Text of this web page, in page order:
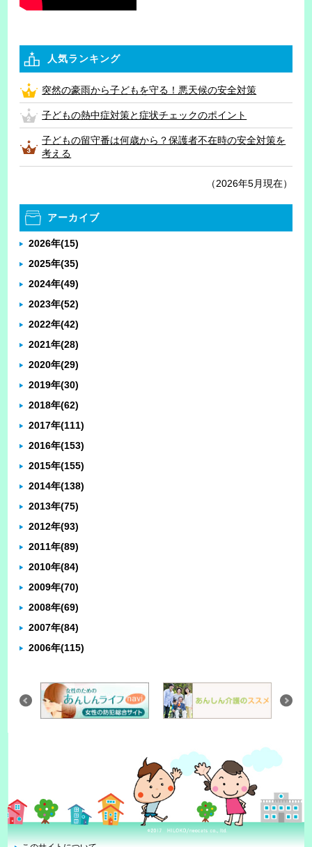
人気ランキング
突然の豪雨から子どもを守る！悪天候の安全対策
子どもの熱中症対策と症状チェックのポイント
子どもの留守番は何歳から？保護者不在時の安全対策を
考える
（2026年5月現在）
アーカイブ
2026年(15)
2025年(35)
2024年(49)
2023年(52)
2022年(42)
2021年(28)
2020年(29)
2019年(30)
2018年(62)
2017年(111)
2016年(153)
2015年(155)
2014年(138)
2013年(75)
2012年(93)
2011年(89)
2010年(84)
2009年(70)
2008年(69)
2007年(84)
2006年(115)